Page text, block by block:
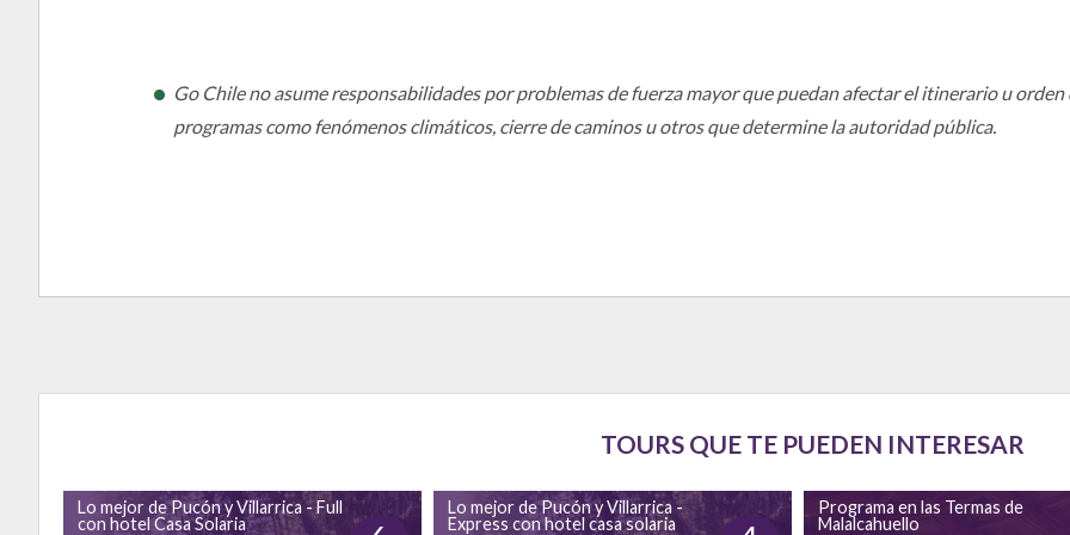
Go Chile no asume responsabilidades por problemas de fuerza mayor que puedan afectar el itinerario u orden
programas como fenómenos climáticos, cierre de caminos u otros que determine la autoridad pública.
TOURS QUE TE PUEDEN INTERESAR
Lo mejor de Pucón y Villarrica - Full
con hotel Casa Solaria
Lo mejor de Pucón y Villarrica -
Express con hotel casa solaria
Programa en las Termas de
Malalcahuello